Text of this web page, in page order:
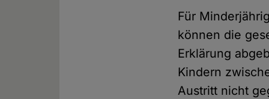
Für
können die
Erklärung
Kindern
Austritt nicht